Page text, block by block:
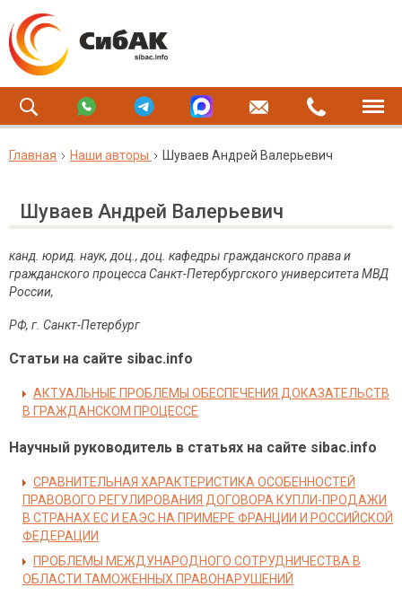
Главная Наши авторы Шуваев Андрей Валерьевич
Шуваев Андрей Валерьевич
канд. юрид. наук, доц., доц. кафедры гражданского права и
гражданского процесса Санкт-Петербургского университета МВД
России,
РФ, г. Санкт-Петербург
Статьи на сайте sibac.info
АКТУАЛЬНЫЕ ПРОБЛЕМЫ ОБЕСПЕЧЕНИЯ ДОКАЗАТЕЛЬСТВ
В ГРАЖДАНСКОМ ПРОЦЕССЕ
Научный руководитель в статьях на сайте sibac.info
СРАВНИТЕЛЬНАЯ ХАРАКТЕРИСТИКА ОСОБЕННОСТЕЙ
ПРАВОВОГО РЕГУЛИРОВАНИЯ ДОГОВОРА КУПЛИ-ПРОДАЖИ
В СТРАНАХ ЕС И ЕАЭС НА ПРИМЕРЕ ФРАНЦИИ И РОССИЙСКОЙ
ФЕДЕРАЦИИ
ПРОБЛЕМЫ МЕЖДУНАРОДНОГО СОТРУДНИЧЕСТВА В
ОБЛАСТИ ТАМОЖЕННЫХ ПРАВОНАРУШЕНИЙ